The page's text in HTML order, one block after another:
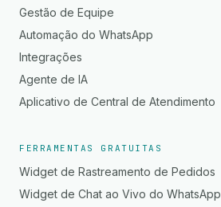
Gestão de Equipe
Automação do WhatsApp
Integrações
Agente de IA
Aplicativo de Central de Atendimento
FERRAMENTAS GRATUITAS
Widget de Rastreamento de Pedidos
Widget de Chat ao Vivo do WhatsApp